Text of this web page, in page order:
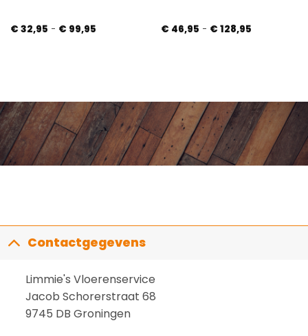
€ 32,95 - € 99,95Prijsklasse: € 46,95 - € 128,95Prijsklasse:
Contactgegevens
Limmie's Vloerenservice
Jacob Schorerstraat 68
9745 DB Groningen